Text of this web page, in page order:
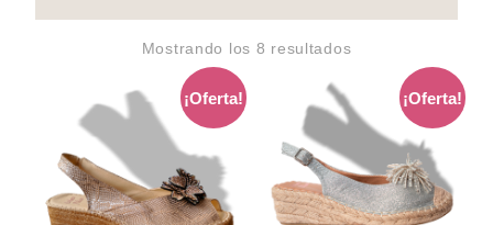
Mostrando los 8 resultados
¡Oferta! ¡Oferta!